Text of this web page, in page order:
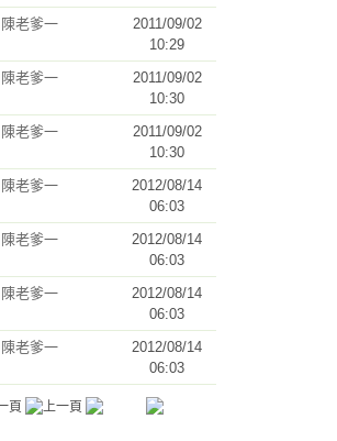
陳老爹一
2011/09/02
10:29
陳老爹一
2011/09/02
10:30
陳老爹一
2011/09/02
10:30
陳老爹一
2012/08/14
06:03
陳老爹一
2012/08/14
06:03
陳老爹一
2012/08/14
06:03
陳老爹一
2012/08/14
06:03